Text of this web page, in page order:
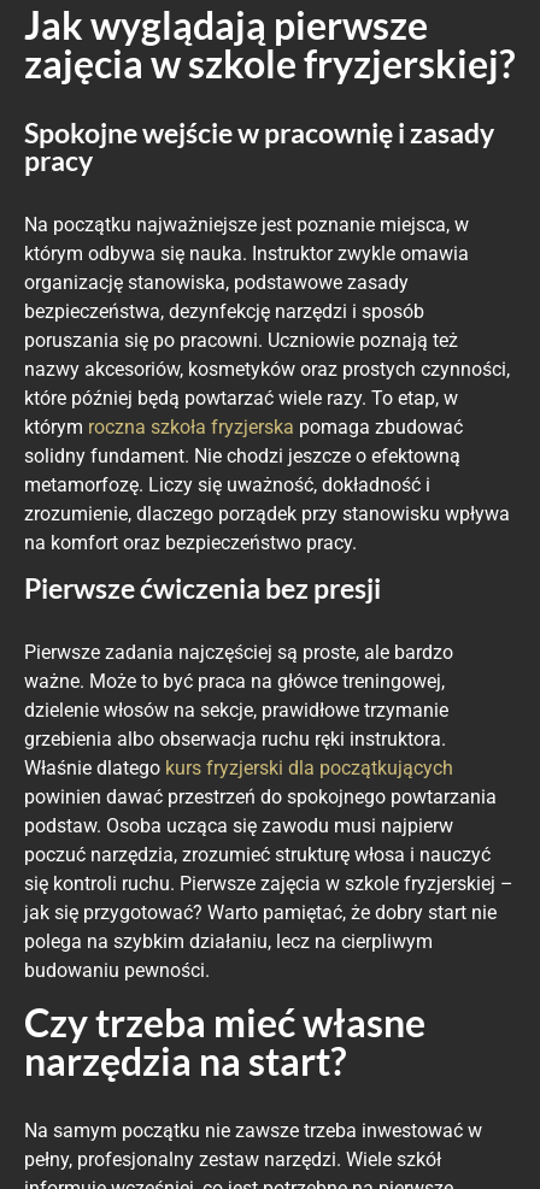
Jak wyglądają pierwsze
zajęcia w szkole fryzjerskiej?
Spokojne wejście w pracownię i zasady
pracy
Na początku najważniejsze jest poznanie miejsca, w
którym odbywa się nauka. Instruktor zwykle omawia
organizację stanowiska, podstawowe zasady
bezpieczeństwa, dezynfekcję narzędzi i sposób
poruszania się po pracowni. Uczniowie poznają też
nazwy akcesoriów, kosmetyków oraz prostych czynności,
które później będą powtarzać wiele razy. To etap, w
którym roczna szkoła fryzjerska pomaga zbudować
solidny fundament. Nie chodzi jeszcze o efektowną
metamorfozę. Liczy się uważność, dokładność i
zrozumienie, dlaczego porządek przy stanowisku wpływa
na komfort oraz bezpieczeństwo pracy.
Pierwsze ćwiczenia bez presji
Pierwsze zadania najczęściej są proste, ale bardzo
ważne. Może to być praca na główce treningowej,
dzielenie włosów na sekcje, prawidłowe trzymanie
grzebienia albo obserwacja ruchu ręki instruktora.
Właśnie dlatego kurs fryzjerski dla początkujących
powinien dawać przestrzeń do spokojnego powtarzania
podstaw. Osoba ucząca się zawodu musi najpierw
poczuć narzędzia, zrozumieć strukturę włosa i nauczyć
się kontroli ruchu. Pierwsze zajęcia w szkole fryzjerskiej –
jak się przygotować? Warto pamiętać, że dobry start nie
polega na szybkim działaniu, lecz na cierpliwym
budowaniu pewności.
Czy trzeba mieć własne
narzędzia na start?
Na samym początku nie zawsze trzeba inwestować w
pełny, profesjonalny zestaw narzędzi. Wiele szkół